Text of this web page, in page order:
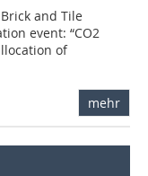
and Tile
event: “CO2
of
mehr